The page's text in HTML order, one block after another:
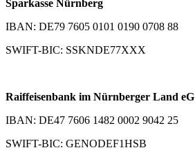
Sparkasse Nürnberg
IBAN: DE79 7605 0101 0190 0708 88
SWIFT-BIC: SSKNDE77XXX
Raiffeisenbank im Nürnberger Land eG
IBAN: DE47 7606 1482 0002 9042 25
SWIFT-BIC: GENODEF1HSB